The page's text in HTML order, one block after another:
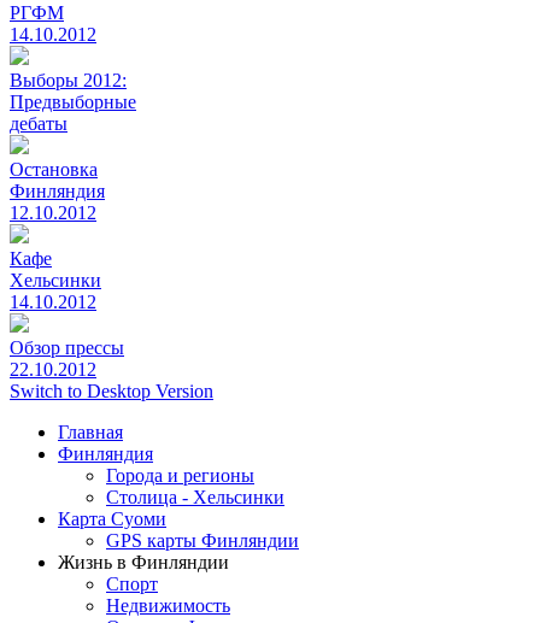
РГФМ
14.10.2012
Выборы 2012:
Предвыборные
дебаты
Остановка
Финляндия
12.10.2012
Кафе
Хельсинки
14.10.2012
Обзор прессы
22.10.2012
Switch to Desktop Version
Главная
Финляндия
Города и регионы
Столица - Хельсинки
Карта Суоми
GPS карты Финляндии
Жизнь в Финляндии
Спорт
Недвижимость